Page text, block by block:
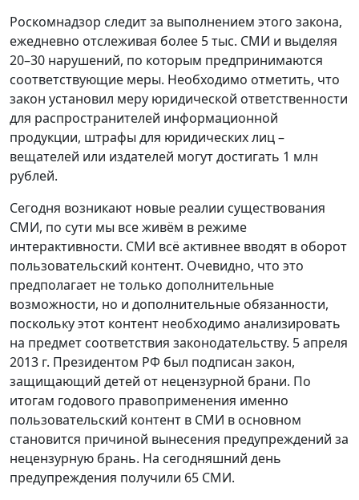
Роскомнадзор следит за выполнением этого закона,
ежедневно отслеживая более 5 тыс. СМИ и выделяя
20–30 нарушений, по которым предпринимаются
соответствующие меры. Необходимо отметить, что
закон установил меру юридической ответственности
для распространителей информационной
продукции, штрафы для юридических лиц –
вещателей или издателей могут достигать 1 млн
рублей.
Сегодня возникают новые реалии существования
СМИ, по сути мы все живём в режиме
интерактивности. СМИ всё активнее вводят в оборот
пользовательский контент. Очевидно, что это
предполагает не только дополнительные
возможности, но и дополнительные обязанности,
поскольку этот контент необходимо анализировать
на предмет соответствия законодательству. 5 апреля
2013 г. Президентом РФ был подписан закон,
защищающий детей от нецензурной брани. По
итогам годового правоприменения именно
пользовательский контент в СМИ в основном
становится причиной вынесения предупреждений за
нецензурную брань. На сегодняшний день
предупреждения получили 65 СМИ.